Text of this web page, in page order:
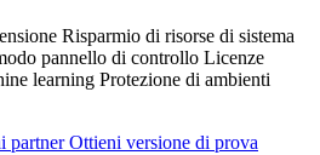
Risparmio di risorse di sistema
pannello di controllo Licenze
learning Protezione di ambienti
partnerOttieni versione di prova